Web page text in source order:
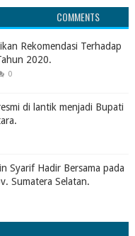
COMMENTS
Rekomendasi Terhadap
2020.
0
di lantik menjadi Bupati
Syarif Hadir Bersama pada
Sumatera Selatan.